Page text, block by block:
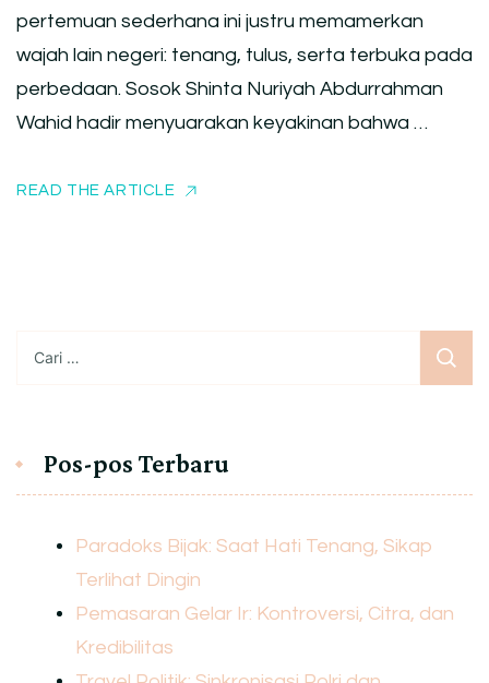
pertemuan sederhana ini justru memamerkan
wajah lain negeri: tenang, tulus, serta terbuka pada
perbedaan. Sosok Shinta Nuriyah Abdurrahman
Wahid hadir menyuarakan keyakinan bahwa …
READ THE ARTICLE
untuk:
Pos-pos Terbaru
Paradoks Bijak: Saat Hati Tenang, Sikap
Terlihat Dingin
Pemasaran Gelar Ir: Kontroversi, Citra, dan
Kredibilitas